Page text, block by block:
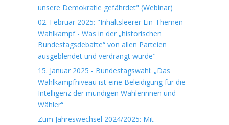
unsere Demokratie gefährdet" (Webinar)
02. Februar 2025: "Inhaltsleerer Ein-Themen-
Wahlkampf - Was in der „historischen
Bundestagsdebatte“ von allen Parteien
ausgeblendet und verdrängt wurde"
15. Januar 2025 - Bundestagswahl: „Das
Wahlkampfniveau ist eine Beleidigung für die
Intelligenz der mündigen Wählerinnen und
Wähler“
Zum Jahreswechsel 2024/2025: Mit